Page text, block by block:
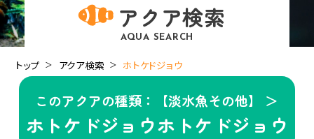
アクア検索
AQUA SEARCH
トップ アクア検索 ホトケドジョウ
このアクアの種類：【淡水魚その他】 ＞
ホトケドジョウホトケドジョウ